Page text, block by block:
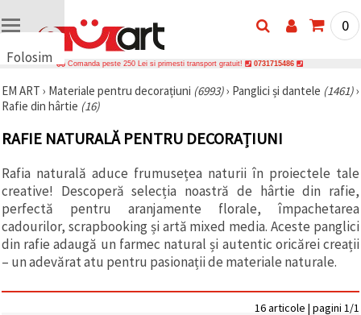
Folosim
uri
🍪 Folosim
și
similare
pentru a
asigura
funcționarea
corectă a
site-ului,
pentru a vă
îmbunătăți
experiența
acordul
0
Comanda peste 250 Lei si primesti transport gratuit! 0731715486
EM ART › Materiale pentru decorațiuni (6993)› Panglici și dantele (1461)›
Rafie din hârtie (16)
RAFIE NATURALĂ PENTRU DECORAȚIUNI
Rafia naturală aduce frumusețea naturii în proiectele tale
creative! Descoperă selecția noastră de hârtie din rafie,
perfectă pentru aranjamente florale, împachetarea
cadourilor, scrapbooking și artă mixed media. Aceste panglici
din rafie adaugă un farmec natural și autentic oricărei creații
– un adevărat atu pentru pasionații de materiale naturale.
16 articole | pagini 1/1